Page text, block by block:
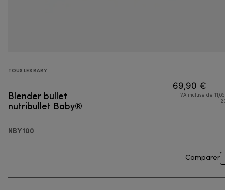
TOUS LES BABY
Blender bullet
nutribullet Baby®
NBY100
69,90 €
TVA incluse de
Comparer